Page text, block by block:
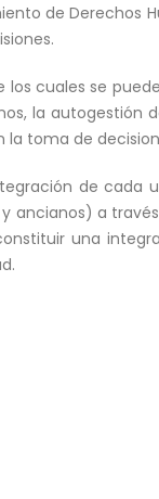
de Derechos
cuales se
la autogestión
toma de
de cada
ancianos) a
una